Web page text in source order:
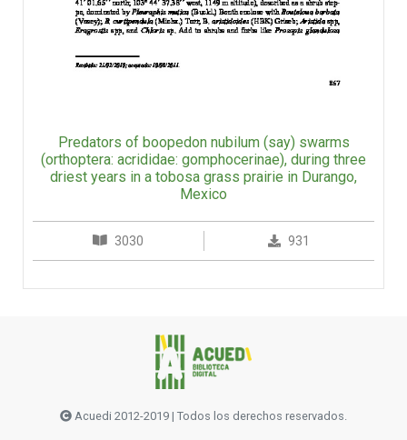
Predators of boopedon nubilum (say) swarms
(orthoptera: acrididae: gomphocerinae), during three
driest years in a tobosa grass prairie in Durango,
Mexico
3030 931
Acuedi 2012-2019 | Todos los derechos reservados.